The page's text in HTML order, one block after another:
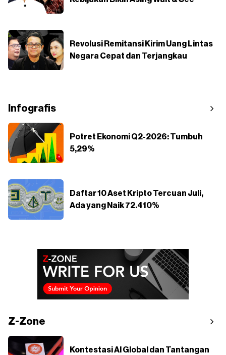
Revolusi Remitansi Kirim Uang Lintas
Negara Cepat dan Terjangkau
Infografis
Potret Ekonomi Q2-2026: Tumbuh
5,29%
Daftar 10 Aset Kripto Tercuan Juli,
Ada yang Naik 72.410%
Z-Zone
Kontestasi AI Global dan Tantangan